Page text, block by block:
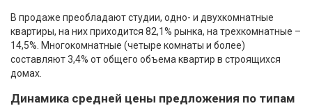
В продаже преобладают студии, одно- и двухкомнатные
квартиры, на них приходится 82,1% рынка, на трехкомнатные –
14,5%. Многокомнатные (четыре комнаты и более)
составляют 3,4% от общего объема квартир в строящихся
домах.
Динамика средней цены предложения по типам